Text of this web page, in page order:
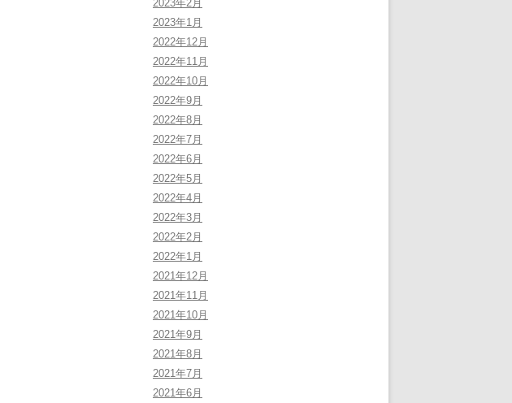
2023年2月
2023年1月
2022年12月
2022年11月
2022年10月
2022年9月
2022年8月
2022年7月
2022年6月
2022年5月
2022年4月
2022年3月
2022年2月
2022年1月
2021年12月
2021年11月
2021年10月
2021年9月
2021年8月
2021年7月
2021年6月